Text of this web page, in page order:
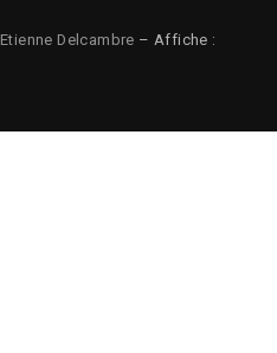
Etienne Delcambre – Affiche :